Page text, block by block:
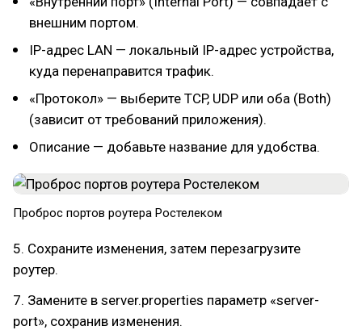
внешним портом.
IP-адрес LAN — локальный IP-адрес устройства,
куда перенаправится трафик.
«Протокол» — выберите TCP, UDP или оба (Both)
(зависит от требований приложения).
Описание — добавьте название для удобства.
Проброс портов роутера Ростелеком
5. Сохраните изменения, затем перезагрузите
роутер.
7. Замените в server.properties параметр «server-
port», сохранив изменения.